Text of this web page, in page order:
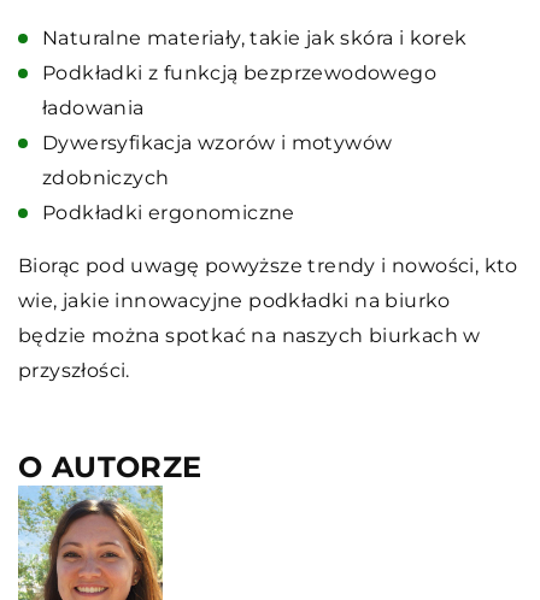
Naturalne materiały, takie jak skóra i korek
Podkładki z funkcją bezprzewodowego
ładowania
Dywersyfikacja wzorów i motywów
zdobniczych
Podkładki ergonomiczne
Biorąc pod uwagę powyższe trendy i nowości, kto
wie, jakie innowacyjne podkładki na biurko
będzie można spotkać na naszych biurkach w
przyszłości.
O AUTORZE